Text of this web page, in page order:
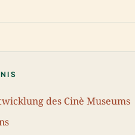
des Cinè Museums